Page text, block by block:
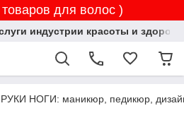
для волос )
индустрии красоты и
РУКИ НОГИ: маникюр, педикюр,